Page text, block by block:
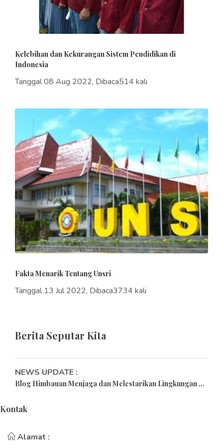
Kelebihan dan Kekurangan Sistem Pendidikan di
Indonesia
Tanggal 08 Aug 2022, Dibaca514 kali
Fakta Menarik Tentang Unsri
Tanggal 13 Jul 2022, Dibaca3734 kali
Berita Seputar Kita
NEWS UPDATE :
Blog Himbauan Menjaga dan Melestarikan Lingkungan ...
Tips Merayakan Pergantian Tahun Baru di Masa
Pandemi...
15 Universitas Terbaik di Indonesia Versi Webometrics
Kontak
Alamat :